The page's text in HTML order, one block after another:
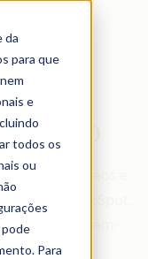
da
para que
e
todos os
ou
pode
Para
acessar vídeos e
clientes HubSpot.
a serem bem-
o seu